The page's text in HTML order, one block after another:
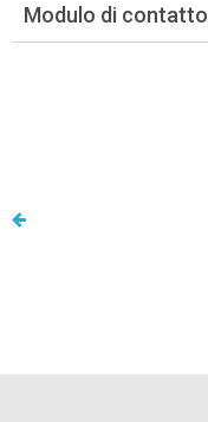
Modulo di contatto